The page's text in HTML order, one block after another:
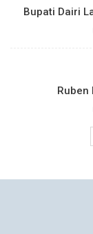
Bupati Dairi
Ruben